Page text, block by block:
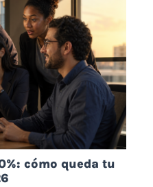
cómo queda tu